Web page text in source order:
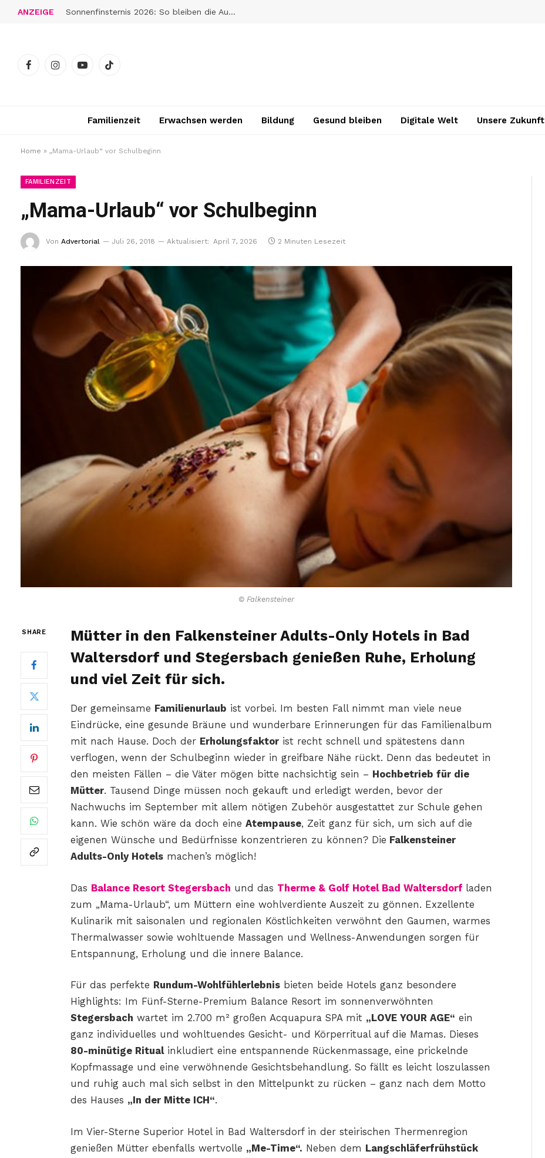
ANZEIGE Sonnenfinsternis 2026: So bleiben die Augen gut geschützt
FacebookInstagramYouTubeTikTok
Familienzeit Erwachsen werden Bildung Gesund bleiben Digitale Welt Unsere Zukunft
Home » „Mama-Urlaub“ vor Schulbeginn
FAMILIENZEIT
„Mama-Urlaub“ vor Schulbeginn
Von Advertorial Juli 26, 2018 Aktualisiert: April 7, 2026 2 Minuten Lesezeit
© Falkensteiner
SHARE
Mütter in den Falkensteiner Adults-Only Hotels in Bad
Waltersdorf und Stegersbach genießen Ruhe, Erholung
und viel Zeit für sich.
Der gemeinsame Familienurlaub ist vorbei. Im besten Fall nimmt man viele neue
Eindrücke, eine gesunde Bräune und wunderbare Erinnerungen für das Familienalbum
mit nach Hause. Doch der Erholungsfaktorist recht schnell und spätestens dann
verflogen, wenn der Schulbeginn wieder in greifbare Nähe rückt. Denn das bedeutet in
den meisten Fällen – die Väter mögen bitte nachsichtig sein – Hochbetrieb für die
Mütter. Tausend Dinge müssen noch gekauft und erledigt werden, bevor der
Nachwuchs im September mit allem nötigen Zubehör ausgestattet zur Schule gehen
kann. Wie schön wäre da doch eine Atempause, Zeit ganz für sich, um sich auf die
eigenen Wünsche und Bedürfnisse konzentrieren zu können? Die Falkensteiner
Adults-Only Hotelsmachen’s möglich!
Das Balance Resort Stegersbach und das Therme & Golf Hotel Bad Waltersdorf laden
zum „Mama-Urlaub“, um Müttern eine wohlverdiente Auszeit zu gönnen. Exzellente
Kulinarik mit saisonalen und regionalen Köstlichkeiten verwöhnt den Gaumen, warmes
Thermalwasser sowie wohltuende Massagen und Wellness-Anwendungen sorgen für
Entspannung, Erholung und die innere Balance.
Für das perfekte Rundum-Wohlfühlerlebnisbieten beide Hotels ganz besondere
Highlights: Im Fünf-Sterne-Premium Balance Resort im sonnenverwöhnten
Stegersbach wartet im 2.700 m² großen Acquapura SPA mit „LOVE YOUR AGE“ ein
ganz individuelles und wohltuendes Gesicht- und Körperritual auf die Mamas. Dieses
80-minütige Ritualinkludiert eine entspannende Rückenmassage, eine prickelnde
Kopfmassage und eine verwöhnende Gesichtsbehandlung. So fällt es leicht loszulassen
und ruhig auch mal sich selbst in den Mittelpunkt zu rücken – ganz nach dem Motto
des Hauses „In der Mitte ICH“.
Im Vier-Sterne Superior Hotel in Bad Waltersdorf in der steirischen Thermenregion
genießen Mütter ebenfalls wertvolle „Me-Time“. Neben dem Langschläferfrühstück